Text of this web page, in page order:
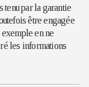
tenu par la garantie
être engagée
en ne
les informations